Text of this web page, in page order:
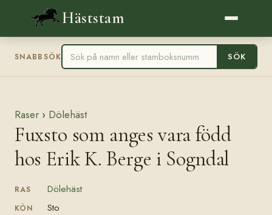
Häststam
SNABBSÖK SÖK
Raser › Dölehäst
Fuxsto som anges vara född
hos Erik K. Berge i Sogndal
RAS Dölehäst
KÖN Sto